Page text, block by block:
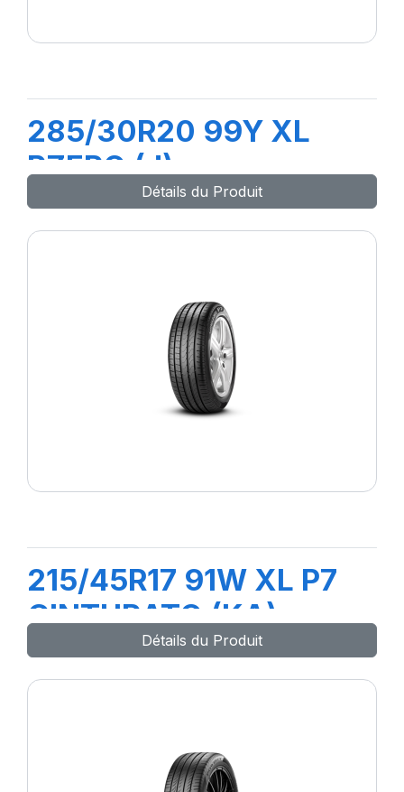
285/30R20 99Y XL
PZERO (J)
Détails du Produit
215/45R17 91W XL P7
CINTURATO (KA)
Détails du Produit